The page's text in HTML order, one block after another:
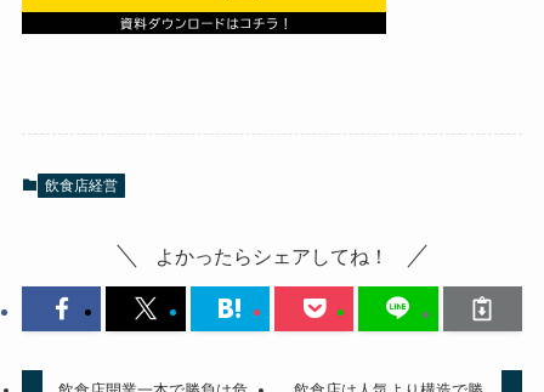
飲食店経営
よかったらシェアしてね！